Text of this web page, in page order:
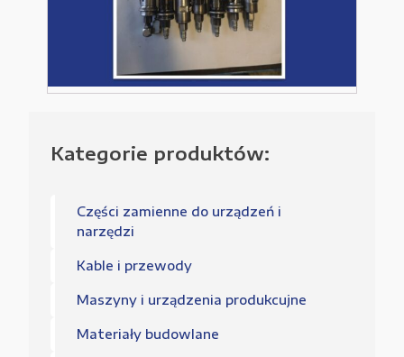
Kategorie produktów:
Części zamienne do urządzeń i
narzędzi
Kable i przewody
Maszyny i urządzenia produkcujne
Materiały budowlane